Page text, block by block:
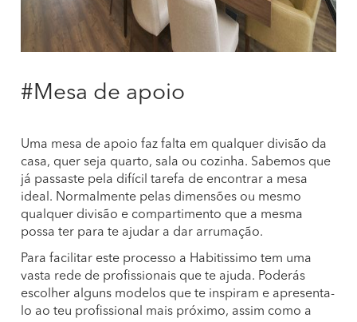
#Mesa de apoio
Uma mesa de apoio faz falta em qualquer divisão da
casa, quer seja quarto, sala ou cozinha. Sabemos que
já passaste pela difícil tarefa de encontrar a mesa
ideal. Normalmente pelas dimensões ou mesmo
qualquer divisão e compartimento que a mesma
possa ter para te ajudar a dar arrumação.
Para facilitar este processo a Habitissimo tem uma
vasta rede de profissionais que te ajuda. Poderás
escolher alguns modelos que te inspiram e apresenta-
lo ao teu profissional mais próximo, assim como a